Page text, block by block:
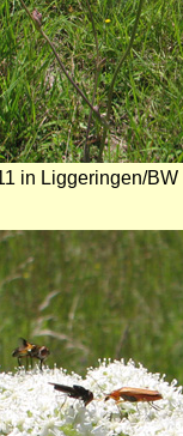
in Liggeringen/